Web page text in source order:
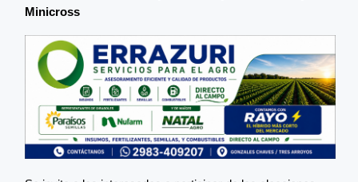
Minicross